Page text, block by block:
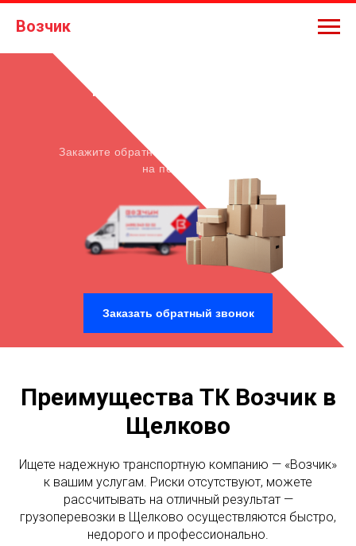
Возчик
Грузоперевозки в
Закажите обратный звонок и получите -5%
на перевозку
Заказать обратный звонок
Преимущества ТК Возчик в
Щелково
Ищете надежную транспортную компанию — «Возчик»
к вашим услугам. Риски отсутствуют, можете
рассчитывать на отличный результат —
грузоперевозки в Щелково осуществляются быстро,
недорого и профессионально.